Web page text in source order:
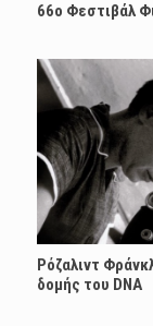
66ο Φεστιβάλ
Ρόζαλιντ
δομής του DNA